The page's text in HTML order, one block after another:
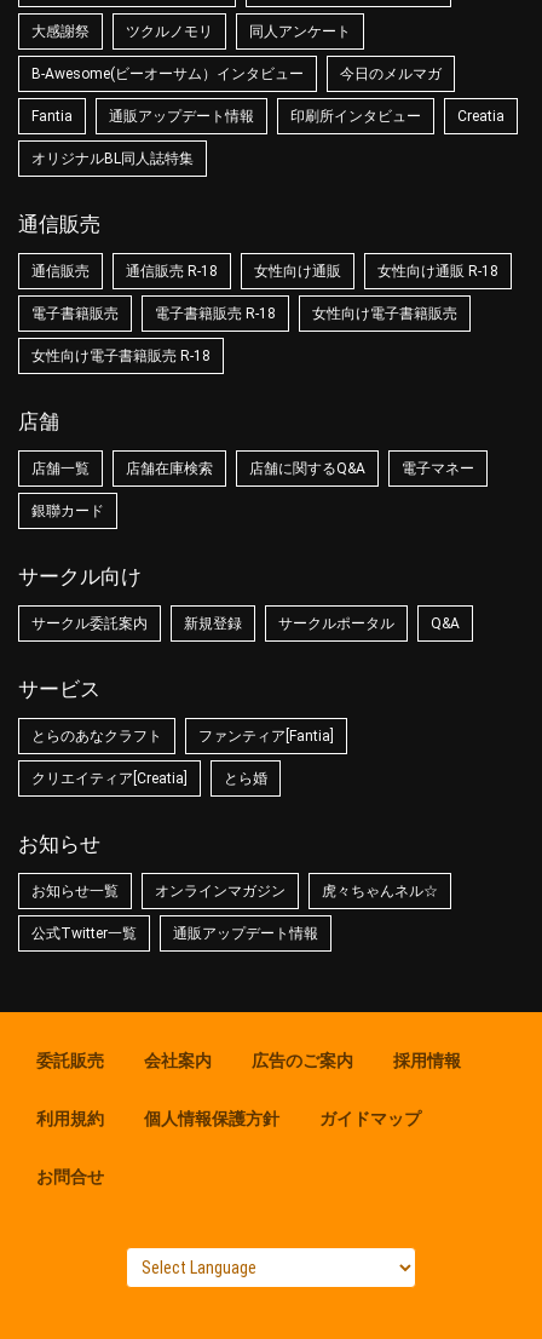
大感謝祭 ツクルノモリ 同人アンケート
B-Awesome(ビーオーサム）インタビュー 今日のメルマガ
Fantia 通販アップデート情報 印刷所インタビュー Creatia
オリジナルBL同人誌特集
通信販売
通信販売 通信販売 R-18 女性向け通販 女性向け通販 R-18
電子書籍販売 電子書籍販売 R-18 女性向け電子書籍販売
女性向け電子書籍販売 R-18
店舗
店舗一覧 店舗在庫検索 店舗に関するQ&A 電子マネー
銀聯カード
サークル向け
サークル委託案内 新規登録 サークルポータル Q&A
サービス
とらのあなクラフト ファンティア[Fantia]
クリエイティア[Creatia] とら婚
お知らせ
お知らせ一覧 オンラインマガジン 虎々ちゃんネル☆
公式Twitter一覧 通販アップデート情報
委託販売 会社案内 広告のご案内 採用情報
利用規約 個人情報保護方針 ガイドマップ
お問合せ